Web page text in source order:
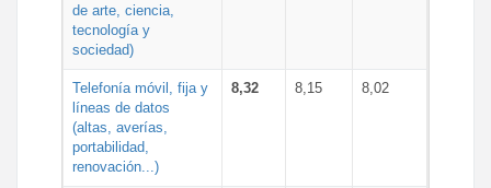
de arte, ciencia,
tecnología y
sociedad)
Telefonía móvil, fija y
líneas de datos
(altas, averías,
portabilidad,
renovación...)
8,32 8,15 8,02